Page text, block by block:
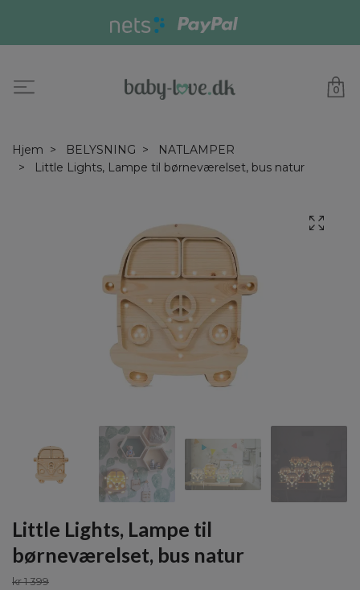
0
Hjem BELYSNING
NATLAMPER
Little Lights, Lampe til børneværelset, bus natur
Little Lights, Lampe til
børneværelset, bus natur
kr 1 399